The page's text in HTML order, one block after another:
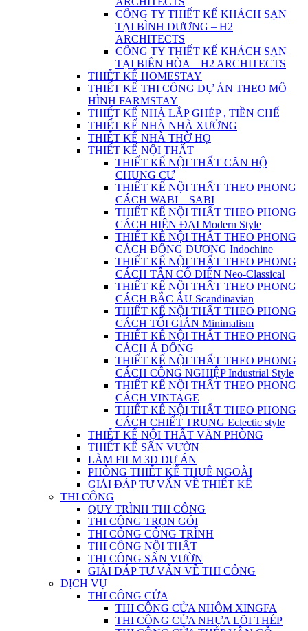
CÔNG TY THIẾT KẾ KHÁCH SẠN
TẠI BÌNH DƯƠNG – H2
ARCHITECTS
CÔNG TY THIẾT KẾ KHÁCH SẠN
TẠI BIÊN HÒA – H2 ARCHITECTS
THIẾT KẾ HOMESTAY
THIẾT KẾ THI CÔNG DỰ ÁN THEO MÔ
HÌNH FARMSTAY
THIẾT KẾ NHÀ LẮP GHÉP , TIỀN CHẾ
THIẾT KẾ NHÀ NHÀ XƯỞNG
THIẾT KẾ NHÀ THỜ HỌ
THIẾT KẾ NỘI THẤT
THIẾT KẾ NỘI THẤT CĂN HỘ
CHUNG CƯ
THIẾT KẾ NỘI THẤT THEO PHONG
CÁCH WABI – SABI
THIẾT KẾ NỘI THẤT THEO PHONG
CÁCH HIỆN ĐẠI Modern Style
THIẾT KẾ NỘI THẤT THEO PHONG
CÁCH ĐÔNG DƯƠNG Indochine
THIẾT KẾ NỘI THẤT THEO PHONG
CÁCH TÂN CỔ ĐIỂN Neo-Classical
THIẾT KẾ NỘI THẤT THEO PHONG
CÁCH BẮC ÂU Scandinavian
THIẾT KẾ NỘI THẤT THEO PHONG
CÁCH TỐI GIẢN Minimalism
THIẾT KẾ NỘI THẤT THEO PHONG
CÁCH Á ĐÔNG
THIẾT KẾ NỘI THẤT THEO PHONG
CÁCH CÔNG NGHIỆP Industrial Style
THIẾT KẾ NỘI THẤT THEO PHONG
CÁCH VINTAGE
THIẾT KẾ NỘI THẤT THEO PHONG
CÁCH CHIẾT TRUNG Eclectic style
THIẾT KẾ NỘI THẤT VĂN PHÒNG
THIẾT KẾ SÂN VƯỜN
LÀM FILM 3D DỰ ÁN
PHÒNG THIẾT KẾ THUÊ NGOÀI
GIẢI ĐÁP TƯ VẤN VỀ THIẾT KẾ
THI CÔNG
QUY TRÌNH THI CÔNG
THI CÔNG TRỌN GÓI
THI CÔNG CÔNG TRÌNH
THI CÔNG NỘI THẤT
THI CÔNG SÂN VƯỜN
GIẢI ĐÁP TƯ VẤN VỀ THI CÔNG
DỊCH VỤ
THI CÔNG CỬA
THI CÔNG CỬA NHÔM XINGFA
THI CÔNG CỬA NHỰA LÕI THÉP